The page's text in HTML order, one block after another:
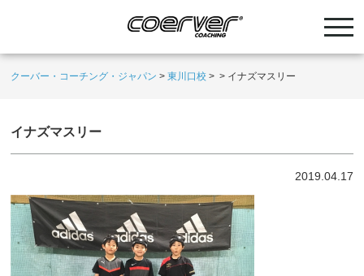
クーバー・コーチング・ジャパン >東川口校 > > イナズマスリー
イナズマスリー
2019.04.17